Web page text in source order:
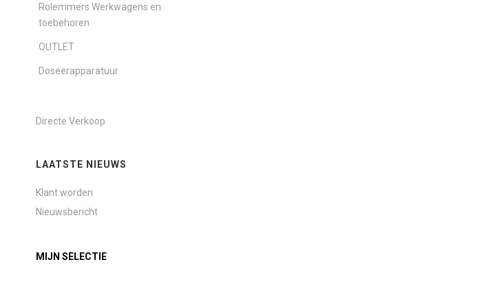
Rolemmers Werkwagens en
toebehoren
OUTLET
Doseerapparatuur
Directe Verkoop
LAATSTE NIEUWS
Klant worden
Nieuwsbericht
MIJN SELECTIE